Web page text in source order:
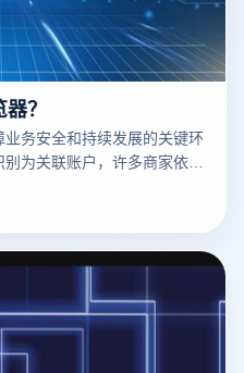
？
务安全和持续发展的关键环
为关联账户，许多商家依赖
览器通过多种技术手段隔离
家规避平台的检测机制。本
浏览器，并详细比较它们的
的工具来保护您的电商业